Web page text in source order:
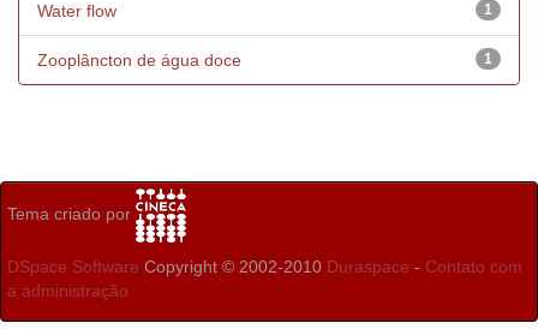
1
Water flow
1
Zooplâncton de água doce
Tema criado por
DSpace Software Copyright © 2002-2010 Duraspace - Contato com
a administração